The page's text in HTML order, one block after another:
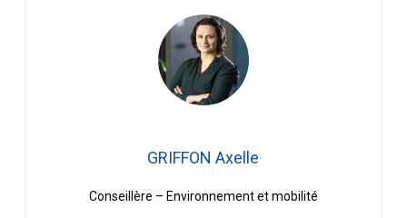
GRIFFON Axelle
Conseillère – Environnement et mobilité